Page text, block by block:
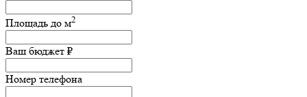
Площадь до м2
Ваш бюджет ₽
Номер телефона